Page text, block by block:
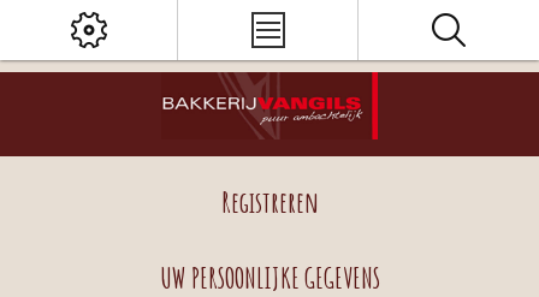
Registreren
UW PERSOONLIJKE GEGEVENS